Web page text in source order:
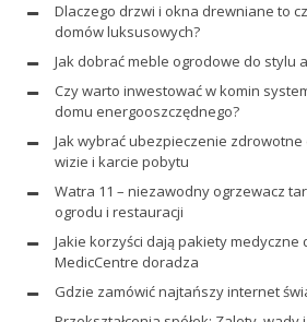
Dlaczego drzwi i okna drewniane to
domów luksusowych?
Jak dobrać meble ogrodowe do stylu
Czy warto inwestować w komin
domu energooszczędnego?
Jak wybrać ubezpieczenie
wizie i karcie pobytu
Watra 11 – niezawodny ogrzewacz
ogrodu i restauracji
Jakie korzyści dają pakiety medyczne
MedicCentre doradza
Gdzie zamówić najtańszy internet